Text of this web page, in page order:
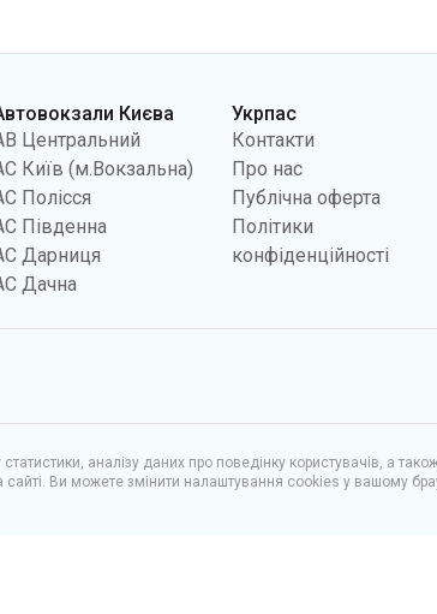
Києва
Центральний
Київ (м.Вокзальна)
Полісся
Південна
Дарниця
Дачна
Укрпас
Контакти
Про нас
Публічна оферта
Політики
конфіденційності
аналізу даних про поведінку користувачів, а
Ви можете змінити налаштування cookies у вашому